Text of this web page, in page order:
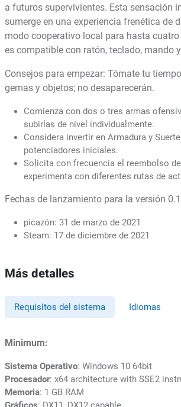
a futuros supervivientes. Esta sensación
sumerge en una experiencia frenética de
modo cooperativo local para hasta
es compatible con ratón, teclado, mando
Consejos para empezar: Tómate tu
gemas y objetos; no desaparecerán.
Comienza con dos o tres armas
subirlas de nivel individualmente.
Considera invertir en Armadura y
potenciadores iniciales.
Solicita con frecuencia el reembolso
experimenta con diferentes rutas de
Fechas de lanzamiento para la versión
picazón: 31 de marzo de 2021
Steam: 17 de diciembre de 2021
Más detalles
Requisitos del sistema Idiomas
Minimum:
Sistema Operativo: Windows 10 64bit
Procesador: x64 architecture with SSE2
Memoria: 1 GB RAM